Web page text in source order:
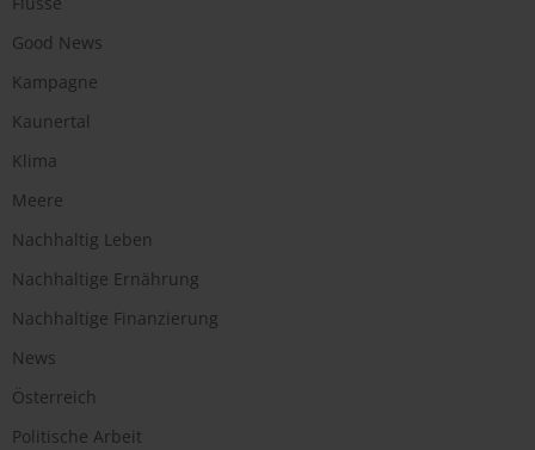
Good News
Kampagne
Kaunertal
Klima
Meere
Nachhaltig Leben
Nachhaltige Ernährung
Nachhaltige Finanzierung
News
Österreich
Politische Arbeit